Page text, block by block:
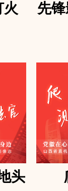
火 先
头